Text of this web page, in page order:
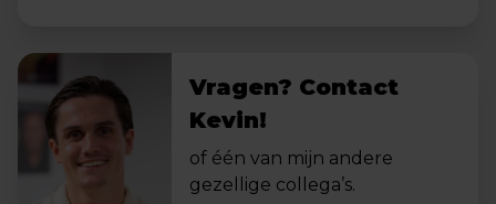
Vragen? Contact
Kevin!
of één van mijn andere
gezellige collega’s.